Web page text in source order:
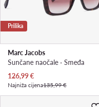
Prilika
Marc Jacobs
Sunčane naočale · Smeđa
Trenutna cijena
126,99€
Najniža cijena135,99 €